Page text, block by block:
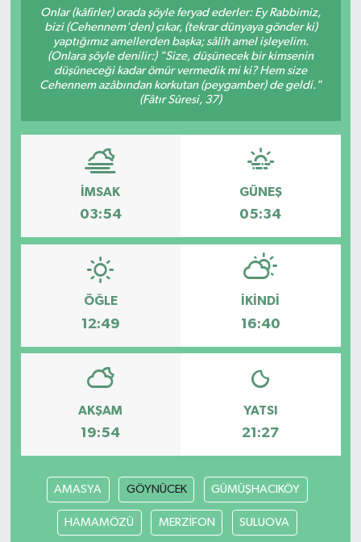
Onlar (kâfirler) orada şöyle feryad ederler: Ey Rabbimiz,
bizi (Cehennem'den) çıkar, (tekrar dünyaya gönder ki)
yaptığımız amellerden başka; sâlih amel işleyelim.
(Onlara şöyle denilir:) "Size, düşünecek bir kimsenin
düşüneceği kadar ömür vermedik mi ki? Hem size
Cehennem azâbından korkutan (peygamber) de geldi."
(Fâtır Sûresi, 37)
İMSAK
03:54
GÜNEŞ
05:34
ÖĞLE
12:49
İKINDI
16:40
AKŞAM
19:54
YATSI
21:27
AMASYA GÖYNÜCEK GÜMÜŞHACIKÖY
HAMAMÖZÜ MERZİFON SULUOVA